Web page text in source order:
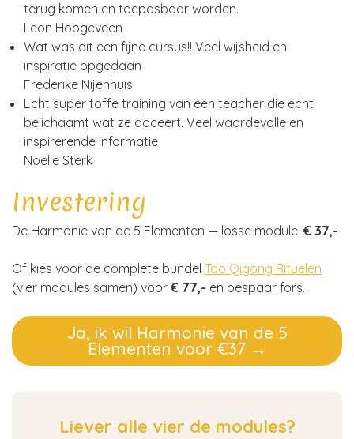
terug komen en toepasbaar worden.
Leon Hoogeveen
Wat was dit een fijne cursus!! Veel wijsheid en
inspiratie opgedaan
Frederike Nijenhuis
Echt super toffe training van een teacher die echt
belichaamt wat ze doceert. Veel waardevolle en
inspirerende informatie
Noëlle Sterk
Investering
De Harmonie van de 5 Elementen — losse module: € 37,-
Of kies voor de complete bundel Tao Qigong Rituelen
(vier modules samen) voor € 77,- en bespaar fors.
Ja, ik wil Harmonie van de 5
Elementen voor €37 →
Liever alle vier de modules?